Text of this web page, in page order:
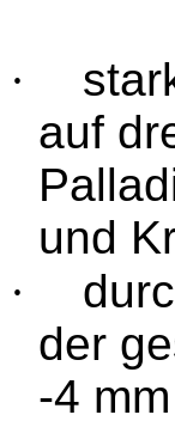
·
auf
und
·
der
-4